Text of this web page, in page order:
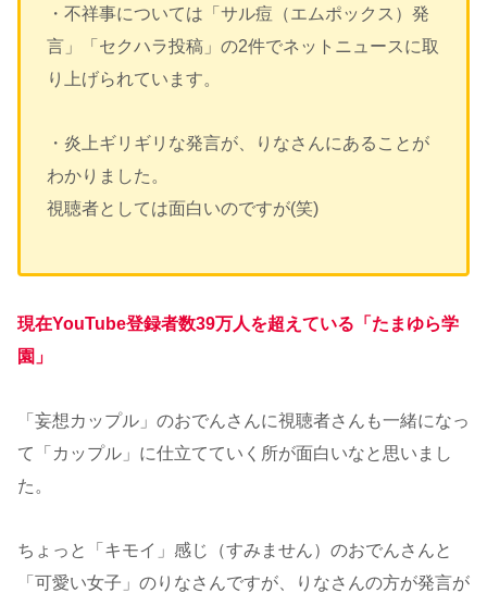
・不祥事については「サル痘（エムポックス）発
言」「セクハラ投稿」の2件でネットニュースに取
り上げられています。
・炎上ギリギリな発言が、りなさんにあることが
わかりました。
視聴者としては面白いのですが(笑)
現在YouTube登録者数39万人を超えている「たまゆら学
園」
「妄想カップル」のおでんさんに視聴者さんも一緒になっ
て「カップル」に仕立てていく所が面白いなと思いまし
た。
ちょっと「キモイ」感じ（すみません）のおでんさんと
「可愛い女子」のりなさんですが、りなさんの方が発言が